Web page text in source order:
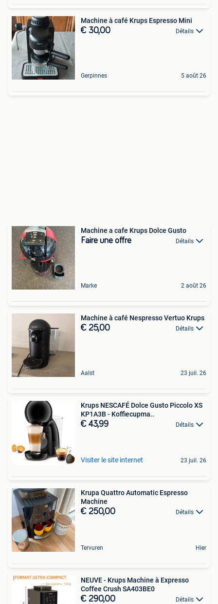
Machine à café Krups Espresso Mini
€ 30,00 Détails
Gerpinnes 5 août 26
Machine a cafe Krups Dolce Gusto
Faire une offre Détails
Marke 2 août 26
Machine à café Nespresso Vertuo Krups
€ 25,00 Détails
Aalst 23 juil. 26
Krups NESCAFÉ Dolce Gusto Piccolo XS
KP1A3B - Koffiecupma..
€ 43,99 Détails
Visiter le site internet 23 juil. 26
Krupa Quattro Automatic Espresso
Machine
€ 250,00 Détails
Tervuren Hier
NEUVE - Krups Machine à Expresso
Coffee Crush SA403BE0
€ 290,00 Détails